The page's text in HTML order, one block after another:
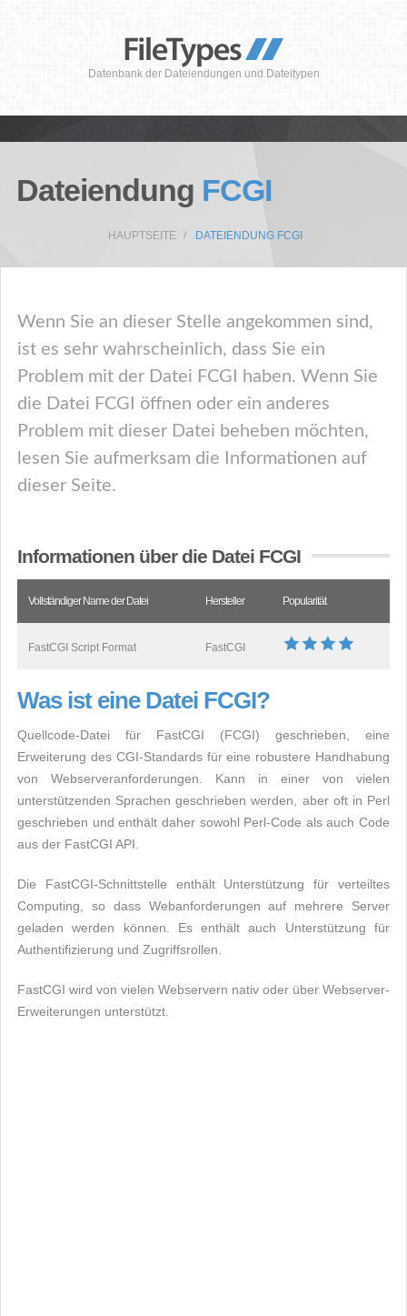
Datenbank der Dateiendungen und Dateitypen
Dateiendung FCGI
HAUPTSEITE DATEIENDUNG FCGI
Wenn Sie an dieser Stelle angekommen sind,
ist es sehr wahrscheinlich, dass Sie ein
Problem mit der Datei FCGI haben. Wenn Sie
die Datei FCGI öffnen oder ein anderes
Problem mit dieser Datei beheben möchten,
lesen Sie aufmerksam die Informationen auf
dieser Seite.
Informationen über die Datei FCGI
Vollständiger Name der Datei Hersteller Popularität
FastCGI Script Format FastCGI
Was ist eine Datei FCGI?
Quellcode-Datei für FastCGI (FCGI) geschrieben, eine
Erweiterung des CGI-Standards für eine robustere Handhabung
von Webserveranforderungen. Kann in einer von vielen
unterstützenden Sprachen geschrieben werden, aber oft in Perl
geschrieben und enthält daher sowohl Perl-Code als auch Code
aus der FastCGI API.
Die FastCGI-Schnittstelle enthält Unterstützung für verteiltes
Computing, so dass Webanforderungen auf mehrere Server
geladen werden können. Es enthält auch Unterstützung für
Authentifizierung und Zugriffsrollen.
FastCGI wird von vielen Webservern nativ oder über Webserver-
Erweiterungen unterstützt.